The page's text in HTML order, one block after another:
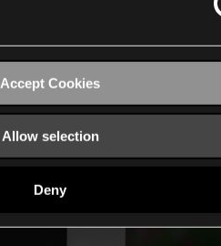
Accept Cookies
Allow selection
Deny